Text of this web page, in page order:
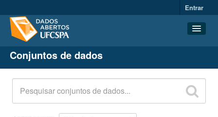
Entrar
Conjuntos de dados
Organizações
Grupos
Sobre
Conjuntos de dados